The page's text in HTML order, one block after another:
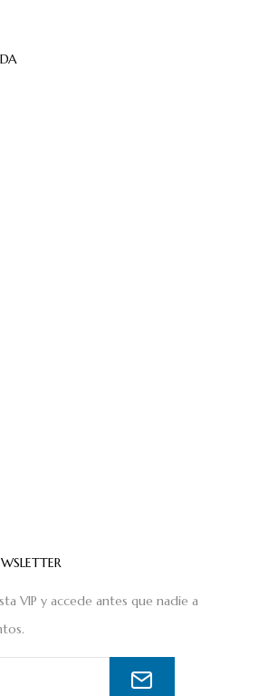
VIP y accede antes que nadie a